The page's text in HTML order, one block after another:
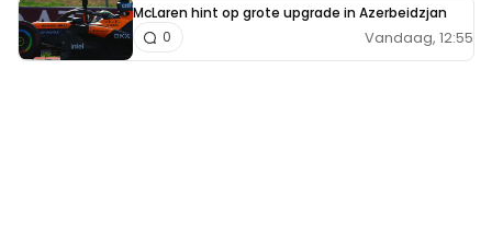
McLaren hint op grote upgrade in Azerbeidzjan
Vandaag, 12:55
0